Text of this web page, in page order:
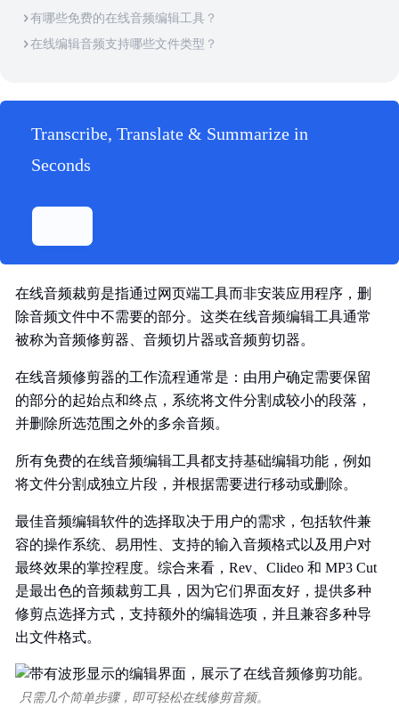
有哪些免费的在线音频编辑工具？
在线编辑音频支持哪些文件类型？
Transcribe, Translate & Summarize in
Seconds
在线音频裁剪是指通过网页端工具而非安装应用程序，删
除音频文件中不需要的部分。这类在线音频编辑工具通常
被称为音频修剪器、音频切片器或音频剪切器。
在线音频修剪器的工作流程通常是：由用户确定需要保留
的部分的起始点和终点，系统将文件分割成较小的段落，
并删除所选范围之外的多余音频。
所有免费的在线音频编辑工具都支持基础编辑功能，例如
将文件分割成独立片段，并根据需要进行移动或删除。
最佳音频编辑软件的选择取决于用户的需求，包括软件兼
容的操作系统、易用性、支持的输入音频格式以及用户对
最终效果的掌控程度。综合来看，Rev、Clideo 和 MP3 Cut
是最出色的音频裁剪工具，因为它们界面友好，提供多种
修剪点选择方式，支持额外的编辑选项，并且兼容多种导
出文件格式。
只需几个简单步骤，即可轻松在线修剪音频。